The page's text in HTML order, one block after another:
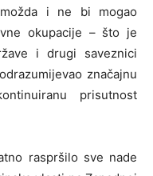
i ne bi mogao
okupacije – što je
i drugi saveznici
značajnu
prisutnost
raspršilo sve nade